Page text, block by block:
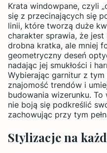
Krata windowpane, czyli
się z przecinających się
linii, które tworzą duże
charakter sprawia, że
drobna kratka, ale mniej
geometryczny deseń
nadając jej smukłości i
Wybierając garnitur z
znajomość trendów i
budowania wizerunku.
nie boją się podkreślić
zachowując przy tym
Stylizacje na